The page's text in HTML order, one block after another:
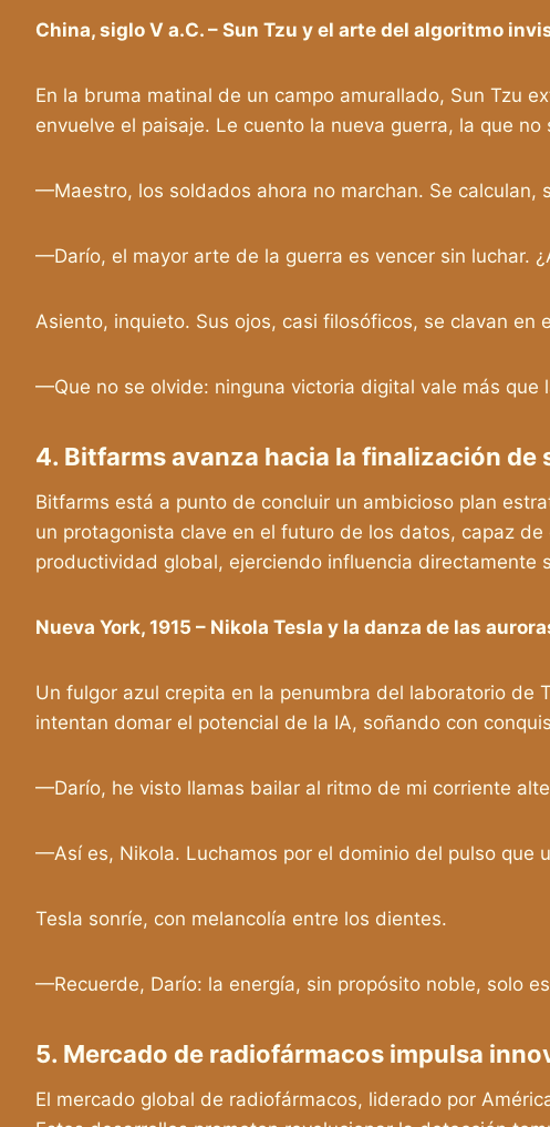
China, siglo V a.C. – Sun Tzu y el arte del algoritmo
En la bruma matinal de un campo amurallado, Sun Tzu
envuelve el paisaje. Le cuento la nueva guerra, la que
—Maestro, los soldados ahora no marchan. Se calculan,
—Darío, el mayor arte de la guerra es vencer sin luchar.
Asiento, inquieto. Sus ojos, casi filosóficos, se clavan en
—Que no se olvide: ninguna victoria digital vale más que
4. Bitfarms avanza hacia la finalización
Bitfarms está a punto de concluir un ambicioso plan
un protagonista clave en el futuro de los datos, capaz
productividad global, ejerciendo influencia directamente
Nueva York, 1915 – Nikola Tesla y la danza de las
Un fulgor azul crepita en la penumbra del laboratorio de
intentan domar el potencial de la IA, soñando con
—Darío, he visto llamas bailar al ritmo de mi corriente
—Así es, Nikola. Luchamos por el dominio del pulso que
Tesla sonríe, con melancolía entre los dientes.
—Recuerde, Darío: la energía, sin propósito noble, solo
5. Mercado de radiofármacos impulsa
El mercado global de radiofármacos, liderado por